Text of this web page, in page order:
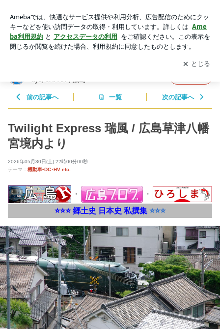
Photographs, Historys, Railways,-JAPAN┃広島
アプリをダウンロードして ブログの更新通知
を受け取りまし
ょう。
開く
ays,-JAPAN┃広島
前の記事へ 一覧 次の記事へ
Twilight Express 瑞風 / 広島草津八幡
宮境内より
2026年05月30日(土) 22時00分00秒
テーマ： 機動車•DC･HV etc.
・
・
⭐⭐⭐ 郷土史 日本史 私撰集 ⭐⭐⭐